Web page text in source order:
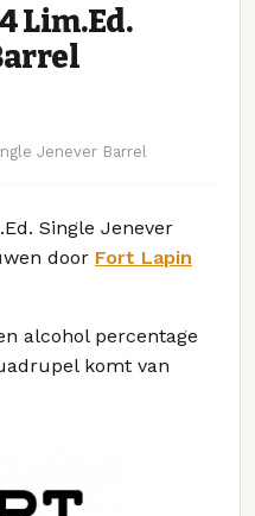
Lim.Ed.
Jenever Barrel
Single Jenever
door Fort Lapin
alcohol percentage
komt van